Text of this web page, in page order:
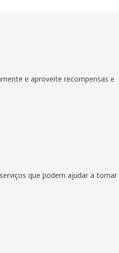
e aproveite recompensas e
que podem ajudar a tornar